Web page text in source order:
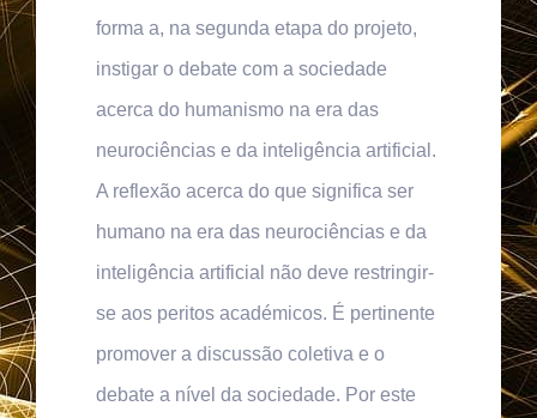
forma a, na segunda etapa do projeto,
instigar o debate com a sociedade
acerca do humanismo na era das
neurociências e da inteligência artificial.
A reflexão acerca do que significa ser
humano na era das neurociências e da
inteligência artificial não deve restringir-
se aos peritos académicos. É pertinente
promover a discussão coletiva e o
debate a nível da sociedade. Por este